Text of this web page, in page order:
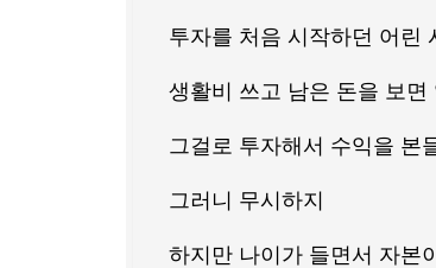
투자를 처음 시작하던 어린
생활비 쓰고 남은 돈을 보면
그걸로 투자해서 수익을 본
그러니 무시하지
하지만 나이가 들면서 자본